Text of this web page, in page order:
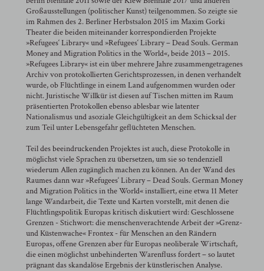
Großausstellungen (politischer Kunst) teilgenommen. So zeigte sie
im Rahmen des 2. Berliner Herbstsalon 2015 im Maxim Gorki
Theater die beiden miteinander korrespondierden Projekte
»Refugees‘ Library« und »Refugees‘ Library – Dead Souls. German
Money and Migration Politics in the World«, beide 2013 – 2015.
»Refugees Library« ist ein über mehrere Jahre zusammengetragenes
Archiv von protokollierten Gerichtsprozessen, in denen verhandelt
wurde, ob Flüchtlinge in einem Land aufgenommen wurden oder
nicht. Juristische Willkür ist diesen auf Tischen mitten im Raum
präsentierten Protokollen ebenso ablesbar wie latenter
Nationalismus und asoziale Gleichgültigkeit an dem Schicksal der
zum Teil unter Lebensgefahr geflüchteten Menschen.
Teil des beeindruckenden Projektes ist auch, diese Protokolle in
möglichst viele Sprachen zu übersetzen, um sie so tendenziell
wiederum Allen zugänglich machen zu können. An der Wand des
Raumes dann war »Refugees‘ Library – Dead Souls. German Money
and Migration Politics in the World« installiert, eine etwa 11 Meter
lange Wandarbeit, die Texte und Karten vorstellt, mit denen die
Flüchtlingspolitik Europas kritisch diskutiert wird: Geschlossene
Grenzen - Stichwort: die menschenverachtende Arbeit der »Grenz-
und Küstenwache« Frontex - für Menschen an den Rändern
Europas, offene Grenzen aber für Europas neoliberale Wirtschaft,
die einen möglichst unbehinderten Warenfluss fordert – so lautet
prägnant das skandalöse Ergebnis der künstlerischen Analyse.